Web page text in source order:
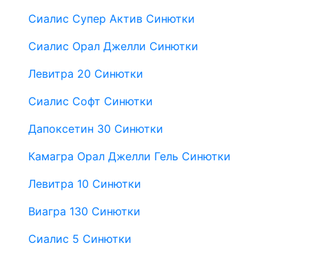
Сиалис Супер Актив Синютки
Сиалис Орал Джелли Синютки
Левитра 20 Синютки
Сиалис Софт Синютки
Дапоксетин 30 Синютки
Камагра Орал Джелли Гель Синютки
Левитра 10 Синютки
Виагра 130 Синютки
Сиалис 5 Синютки